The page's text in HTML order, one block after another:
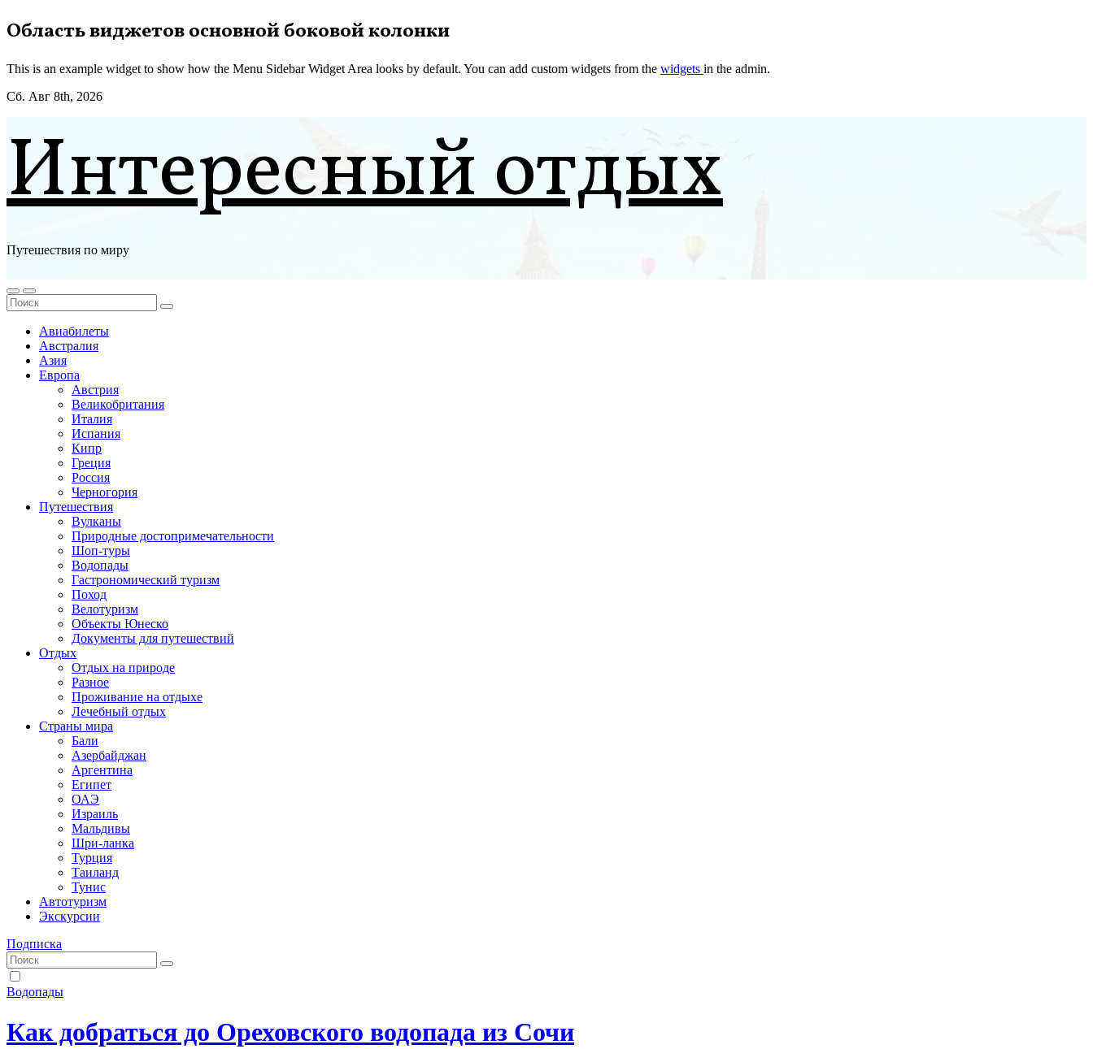
Перейти
к
Область виджетов основной боковой колонки
This is an example widget to show how the Menu Sidebar Widget Area looks by default. You can add custom widgets from the widgets in the admin.
Сб. Авг 8th, 2026
Интересный отдых
Путешествия по миру
Авиабилеты
Австралия
Азия
Европа
Австрия
Великобритания
Италия
Испания
Кипр
Греция
Россия
Черногория
Путешествия
Вулканы
Природные достопримечательности
Шоп-туры
Водопады
Гастрономический туризм
Поход
Велотуризм
Объекты Юнеско
Документы для путешествий
Отдых
Отдых на природе
Разное
Проживание на отдыхе
Лечебный отдых
Страны мира
Бали
Азербайджан
Аргентина
Египет
ОАЭ
Израиль
Мальдивы
Шри-ланка
Турция
Таиланд
Тунис
Автотуризм
Экскурсии
Подписка
Водопады
Как добраться до Ореховского водопада из Сочи